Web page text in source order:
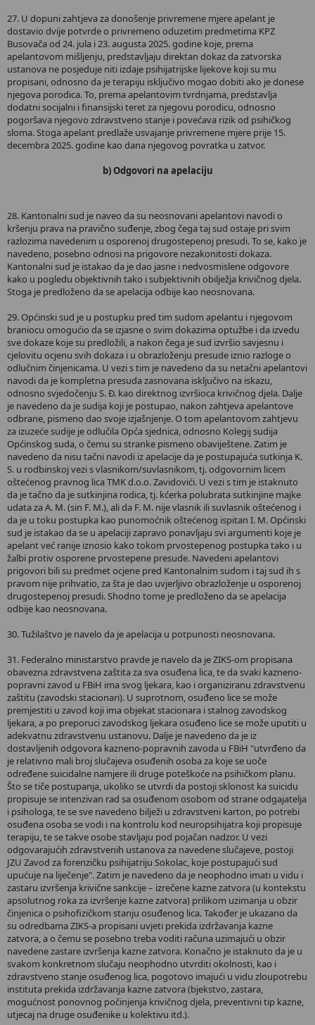
27. U dopuni zahtjeva za donošenje privremene mjere apelant je
dostavio dvije potvrde o privremeno oduzetim predmetima KPZ
Busovača od 24. jula i 23. augusta 2025. godine koje, prema
apelantovom mišljenju, predstavljaju direktan dokaz da zatvorska
ustanova ne posjeduje niti izdaje psihijatrijske lijekove koji su mu
propisani, odnosno da je terapiju isključivo mogao dobiti ako je donese
njegova porodica. To, prema apelantovim tvrdnjama, predstavlja
dodatni socijalni i finansijski teret za njegovu porodicu, odnosno
pogoršava njegovo zdravstveno stanje i povećava rizik od psihičkog
sloma. Stoga apelant predlaže usvajanje privremene mjere prije 15.
decembra 2025. godine kao dana njegovog povratka u zatvor.
b) Odgovori na apelaciju
28. Kantonalni sud je naveo da su neosnovani apelantovi navodi o
kršenju prava na pravično suđenje, zbog čega taj sud ostaje pri svim
razlozima navedenim u osporenoj drugostepenoj presudi. To se, kako je
navedeno, posebno odnosi na prigovore nezakonitosti dokaza.
Kantonalni sud je istakao da je dao jasne i nedvosmislene odgovore
kako u pogledu objektivnih tako i subjektivnih obilježja krivičnog djela.
Stoga je predloženo da se apelacija odbije kao neosnovana.
29. Općinski sud je u postupku pred tim sudom apelantu i njegovom
braniocu omogućio da se izjasne o svim dokazima optužbe i da izvedu
sve dokaze koje su predložili, a nakon čega je sud izvršio savjesnu i
cjelovitu ocjenu svih dokaza i u obrazloženju presude iznio razloge o
odlučnim činjenicama. U vezi s tim je navedeno da su netačni apelantovi
navodi da je kompletna presuda zasnovana isključivo na iskazu,
odnosno svjedočenju S. Đ. kao direktnog izvršioca krivičnog djela. Dalje
je navedeno da je sudija koji je postupao, nakon zahtjeva apelantove
odbrane, pismeno dao svoje izjašnjenje. O tom apelantovom zahtjevu
za izuzeće sudije je odlučila Opća sjednica, odnosno Kolegij sudija
Općinskog suda, o čemu su stranke pismeno obaviještene. Zatim je
navedeno da nisu tačni navodi iz apelacije da je postupajuća sutkinja K.
S. u rodbinskoj vezi s vlasnikom/suvlasnikom, tj. odgovornim licem
oštećenog pravnog lica TMK d.o.o. Zavidovići. U vezi s tim je istaknuto
da je tačno da je sutkinjina rodica, tj. kćerka polubrata sutkinjine majke
udata za A. M. (sin F. M.), ali da F. M. nije vlasnik ili suvlasnik oštećenog i
da je u toku postupka kao punomoćnik oštećenog ispitan I. M. Općinski
sud je istakao da se u apelaciji zapravo ponavljaju svi argumenti koje je
apelant već ranije iznosio kako tokom prvostepenog postupka tako i u
žalbi protiv osporene prvostepene presude. Navedeni apelantovi
prigovori bili su predmet ocjene pred Kantonalnim sudom i taj sud ih s
pravom nije prihvatio, za šta je dao uvjerljivo obrazloženje u osporenoj
drugostepenoj presudi. Shodno tome je predloženo da se apelacija
odbije kao neosnovana.
30. Tužilaštvo je navelo da je apelacija u potpunosti neosnovana.
31. Federalno ministarstvo pravde je navelo da je ZIKS-om propisana
obavezna zdravstvena zaštita za sva osuđena lica, te da svaki kazneno-
popravni zavod u FBiH ima svog ljekara, kao i organiziranu zdravstvenu
zaštitu (zavodski stacionari). U suprotnom, osuđeno lice se može
premjestiti u zavod koji ima objekat stacionara i stalnog zavodskog
ljekara, a po preporuci zavodskog ljekara osuđeno lice se može uputiti u
adekvatnu zdravstvenu ustanovu. Dalje je navedeno da je iz
dostavljenih odgovora kazneno-popravnih zavoda u FBiH "utvrđeno da
je relativno mali broj slučajeva osuđenih osoba za koje se uoče
određene suicidalne namjere ili druge poteškoće na psihičkom planu.
Što se tiče postupanja, ukoliko se utvrdi da postoji sklonost ka suicidu
propisuje se intenzivan rad sa osuđenom osobom od strane odgajatelja
i psihologa, te se sve navedeno bilježi u zdravstveni karton, po potrebi
osuđena osoba se vodi i na kontrolu kod neuropsihijatra koji propisuje
terapiju, te se takve osobe stavljaju pod pojačan nadzor. U vezi
odgovarajućih zdravstvenih ustanova za navedene slučajeve, postoji
JZU Zavod za forenzičku psihijatriju Sokolac, koje postupajući sud
upućuje na liječenje". Zatim je navedeno da je neophodno imati u vidu i
zastaru izvršenja krivične sankcije – izrečene kazne zatvora (u kontekstu
apsolutnog roka za izvršenje kazne zatvora) prilikom uzimanja u obzir
činjenica o psihofizičkom stanju osuđenog lica. Također je ukazano da
su odredbama ZIKS-a propisani uvjeti prekida izdržavanja kazne
zatvora, a o čemu se posebno treba voditi računa uzimajući u obzir
navedene zastare izvršenja kazne zatvora. Konačno je istaknuto da je u
svakom konkretnom slučaju neophodno utvrditi okolnosti, kao i
zdravstveno stanje osuđenog lica, pogotovo imajući u vidu zloupotrebu
instituta prekida izdržavanja kazne zatvora (bjekstvo, zastara,
mogućnost ponovnog počinjenja krivičnog djela, preventivni tip kazne,
utjecaj na druge osuđenike u kolektivu itd.).